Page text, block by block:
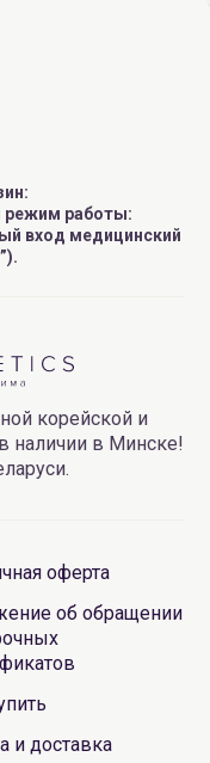
режим работы:
вход медицинский
корейской и
наличии в Минске!
оферта
об обращении
и доставка